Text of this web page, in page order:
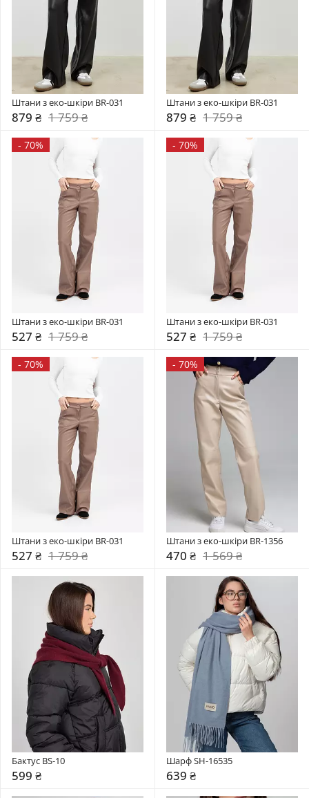
Штани з еко-шкіри BR-031
879 ₴ 1 759 ₴
Штани з еко-шкіри BR-031
879 ₴ 1 759 ₴
- 70%
Штани з еко-шкіри BR-031
527 ₴ 1 759 ₴
- 70%
Штани з еко-шкіри BR-031
527 ₴ 1 759 ₴
- 70%
Штани з еко-шкіри BR-031
527 ₴ 1 759 ₴
- 70%
Штани з еко-шкіри BR-1356
470 ₴ 1 569 ₴
Бактус BS-10
599 ₴
Шарф SH-16535
639 ₴